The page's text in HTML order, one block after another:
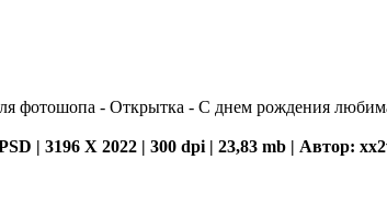
| 3196 X 2022 | 300 dpi | 23,83 mb | Автор: